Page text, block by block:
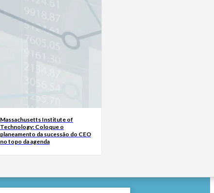
Massachusetts Institute of
Technology: Coloque o
planeamento da sucessão do CEO
no topo da agenda